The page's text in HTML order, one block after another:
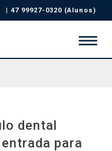
| 47 99927-0320 (Alunos)
dental
para